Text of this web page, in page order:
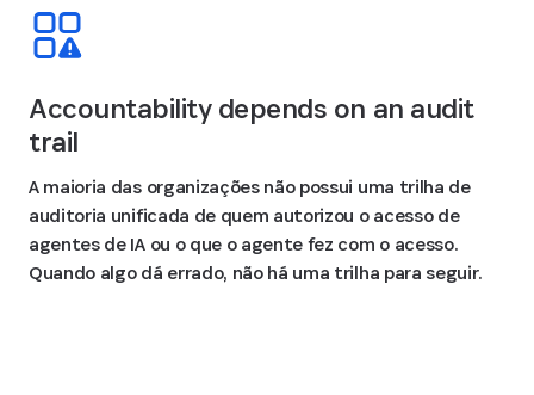
Accountability depends on an audit
trail
A maioria das organizações não possui uma trilha de
auditoria unificada de quem autorizou o acesso de
agentes de IA ou o que o agente fez com o acesso.
Quando algo dá errado, não há uma trilha para seguir.